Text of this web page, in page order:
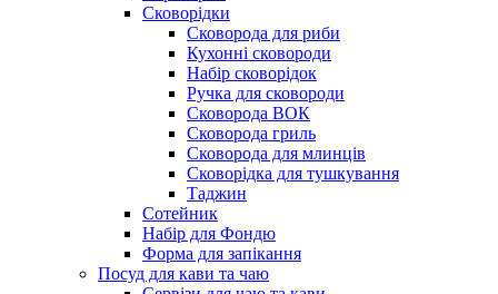
Сковорідки
Сковорода для риби
Кухонні сковороди
Набір сковорідок
Ручка для сковороди
Сковорода ВОК
Сковорода гриль
Сковорода для млинців
Сковорідка для тушкування
Таджин
Сотейник
Набір для Фондю
Форма для запікання
Посуд для кави та чаю